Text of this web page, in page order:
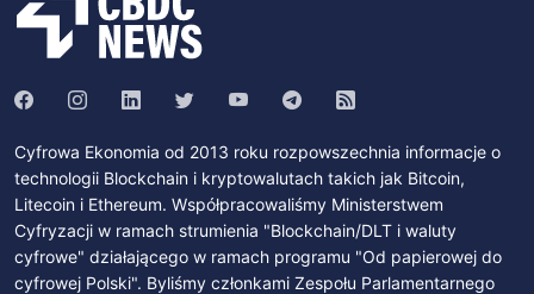
Cyfrowa Ekonomia od 2013 roku rozpowszechnia informacje o
technologii Blockchain i kryptowalutach takich jak Bitcoin,
Litecoin i Ethereum. Współpracowaliśmy Ministerstwem
Cyfryzacji w ramach strumienia "Blockchain/DLT i waluty
cyfrowe" działającego w ramach programu "Od papierowej do
cyfrowej Polski". Byliśmy członkami Zespołu Parlamentarnego